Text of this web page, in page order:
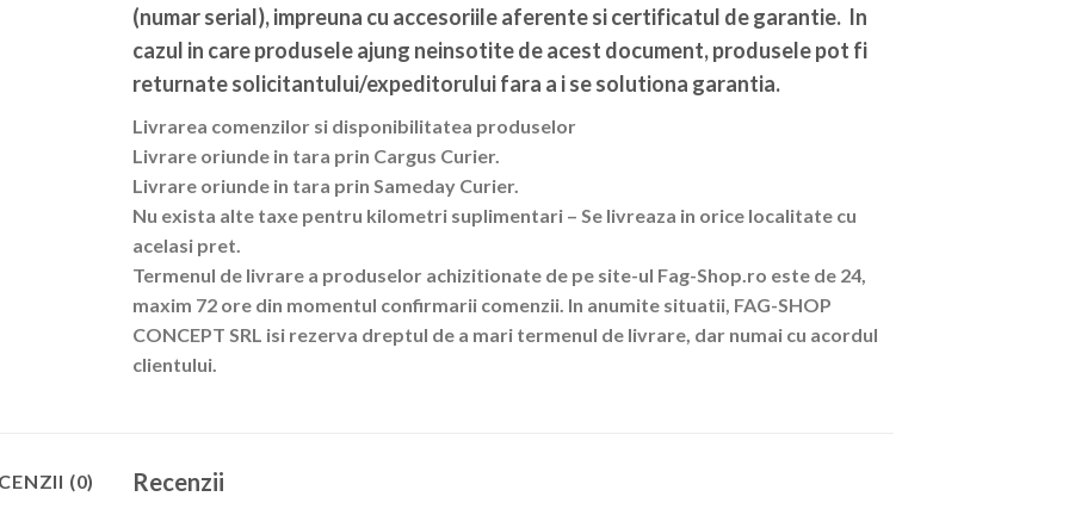
(numar serial), impreuna cu accesoriile aferente si certificatul de garantie. In
cazul in care produsele ajung neinsotite de acest document, produsele pot fi
returnate solicitantului/expeditorului fara a i se solutiona garantia.
Livrarea comenzilor si disponibilitatea produselor
Livrare oriunde in tara prin Cargus Curier.
Livrare oriunde in tara prin Sameday Curier.
Nu exista alte taxe pentru kilometri suplimentari – Se livreaza in orice localitate cu
acelasi pret.
Termenul de livrare a produselor achizitionate de pe site-ul Fag-Shop.ro este de 24,
maxim 72 ore din momentul confirmarii comenzii. In anumite situatii, FAG-SHOP
CONCEPT SRL isi rezerva dreptul de a mari termenul de livrare, dar numai cu acordul
clientului.
(0) Recenzii